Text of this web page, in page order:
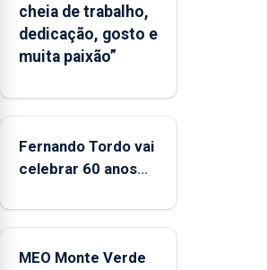
apresenta
um
“decréscimo
da
entre
2022
2025
cheia de trabalho,
dedicação, gosto e
muita paixão”
Fernando Tordo vai
celebrar 60 anos
Coliseu Micaelense
MEO Monte Verde